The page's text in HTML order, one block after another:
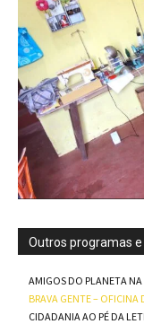
Outros programas
AMIGOS DO PLANETA NA
BRAVA GENTE – OFICINA
CIDADANIA AO PÉ DA